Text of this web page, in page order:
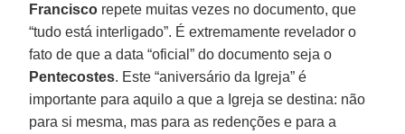
Francisco repete muitas vezes no documento, que
“tudo está interligado”. É extremamente revelador o
fato de que a data “oficial” do documento seja o
Pentecostes. Este “aniversário da Igreja” é
importante para aquilo a que a Igreja se destina: não
para si mesma, mas para as redenções e para a